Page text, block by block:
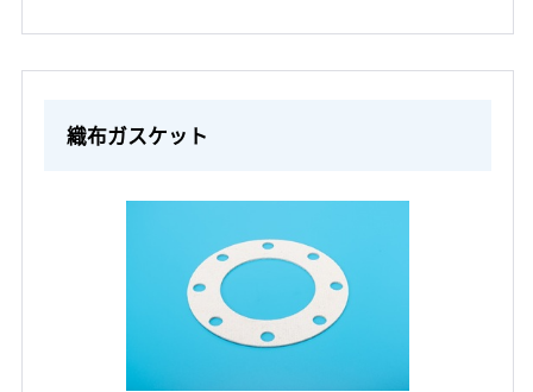
織布ガスケット